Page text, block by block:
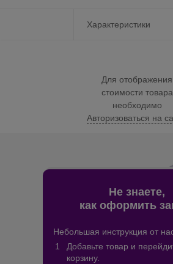
Характеристики
Для отображения
стоимости товара
необходимо
Авторизоваться на
Не знаете,
как оформить
Небольшая инструкция от
Добавьте товар и
корзину.